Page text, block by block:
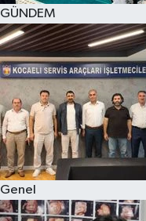
GÜNDEM
Genel
Haber Arşivi